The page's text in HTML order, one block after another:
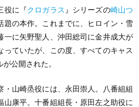
役に『クロガラス 』シリーズの崎山つ
題の本作。これまでに、ヒロイン・雪
一に矢野聖人、沖田総司に金井成大が
っていたが、この度、すべてのキャス
公開された。
・山崎烝役には、永田崇人。八番組組
山康平。十番組組長・原田左之助役に